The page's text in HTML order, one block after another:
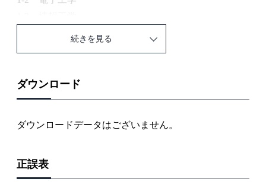
2-2 無線電気通信設備
2-3 ネットワーク設備
2-5 その他設備
３章 関連分野
続きを見る
ダウンロード
ダウンロードデータはございません。
正誤表